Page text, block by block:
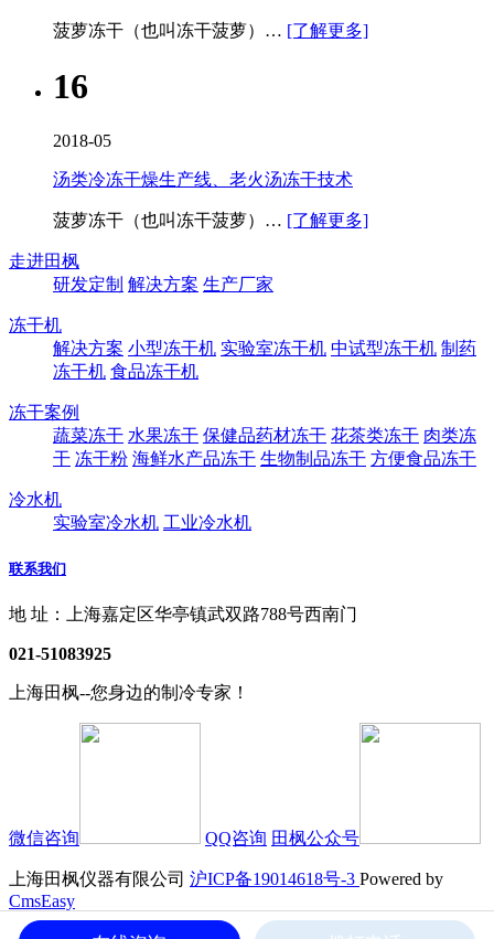
菠萝冻干（也叫冻干菠萝）… [了解更多]
16
2018-05
汤类冷冻干燥生产线、老火汤冻干技术
菠萝冻干（也叫冻干菠萝）… [了解更多]
走进田枫
研发定制 解决方案 生产厂家
冻干机
解决方案 小型冻干机 实验室冻干机 中试型冻干机 制药
冻干机 食品冻干机
冻干案例
蔬菜冻干 水果冻干 保健品药材冻干 花茶类冻干 肉类冻
干 冻干粉 海鲜水产品冻干 生物制品冻干 方便食品冻干
冷水机
实验室冷水机 工业冷水机
联系我们
地 址：上海嘉定区华亭镇武双路788号西南门
021-51083925
上海田枫--您身边的制冷专家！
微信咨询 QQ咨询 田枫公众号
上海田枫仪器有限公司 沪ICP备19014618号-3 Powered by
CmsEasy
地 址：上海嘉定区华亭镇武双路788号西南门 电 话：021-